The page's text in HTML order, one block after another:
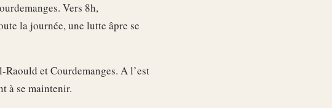
Vers 8h,
la journée, une lutte âpre se
et Courdemanges. A l’est
à se maintenir.